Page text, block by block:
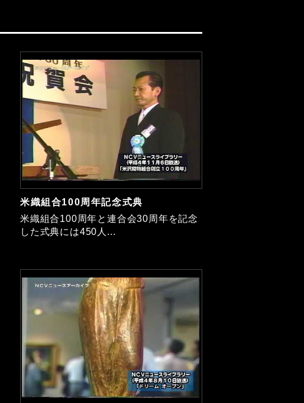
米織組合100周年記念式典
米織組合100周年と連合会30周年を記念
した式典には450人...